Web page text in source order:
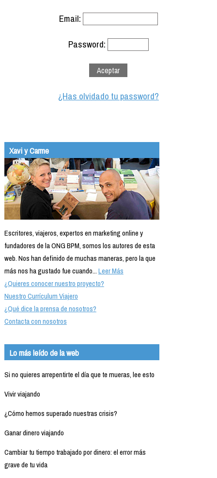
Email:
Password:
¿Has olvidado tu password?
Xavi y Carme
Escritores, viajeros, expertos en marketing online y
fundadores de la ONG BPM, somos los autores de esta
web. Nos han definido de muchas maneras, pero la que
más nos ha gustado fue cuando...Leer Más
¿Quieres conocer nuestro proyecto?
Nuestro Currículum Viajero
¿Qué dice la prensa de nosotros?
Contacta con nosotros
Lo más leído de la web
Si no quieres arrepentirte el día que te mueras, lee esto
Vivir viajando
¿Cómo hemos superado nuestras crisis?
Ganar dinero viajando
Cambiar tu tiempo trabajado por dinero: el error más
grave de tu vida